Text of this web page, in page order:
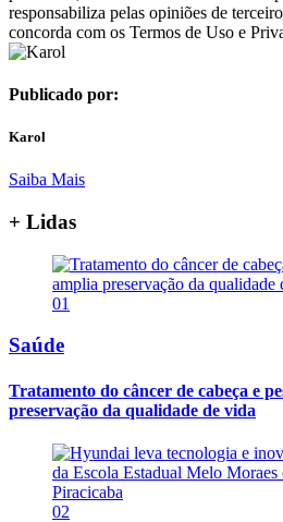
responsabiliza pelas opiniões de
concorda com os Termos de Uso e
Publicado por:
Karol
Saiba Mais
+ Lidas
01
Saúde
Tratamento do câncer de cabeça e
preservação da qualidade de vida
02